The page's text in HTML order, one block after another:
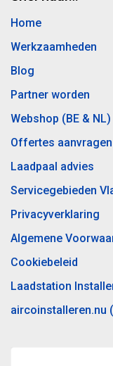
Home
Werkzaamheden
Blog
Partner worden
Webshop (BE & NL)
Offertes aanvragen
Laadpaal advies
Servicegebieden
Privacyverklaring
Algemene
Cookiebeleid
Laadstation
aircoinstalleren.nu